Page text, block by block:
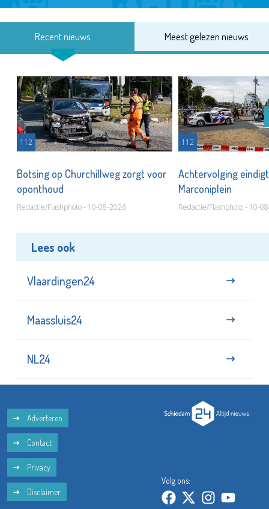
Recent nieuws Meest gelezen nieuws
112
Botsing op Churchillweg zorgt voor
oponthoud
Redactie/Flashphoto - 10-08-2026
112
Achtervolging
Marconiplein
Redactie/Flashphoto - 10-
Lees ook
Vlaardingen24
Maassluis24
NL24
Adverteren
Contact
Privacy
Disclaimer
Volg ons: